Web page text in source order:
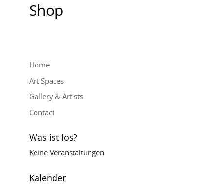
Shop
Home
Art Spaces
Gallery & Artists
Contact
Was ist los?
Keine Veranstaltungen
Kalender